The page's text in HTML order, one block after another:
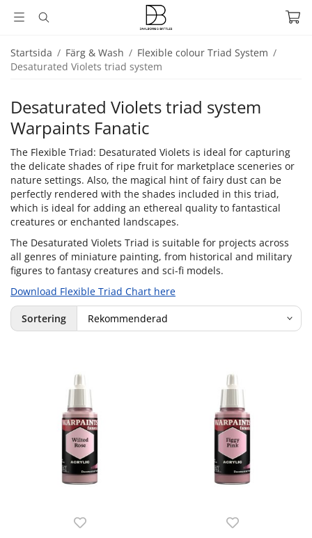
Startsida / Färg & Wash / Flexible colour Triad System /
Desaturated Violets triad system
Desaturated Violets triad system
Warpaints Fanatic
The Flexible Triad: Desaturated Violets is ideal for capturing
the delicate shades of ripe fruit for marketplace sceneries or
nature settings. Also, the magical hint of fairy dust can be
perfectly rendered with the shades included in this triad,
which is ideal for adding an ethereal quality to fantastical
creatures or enchanted landscapes.
The Desaturated Violets Triad is suitable for projects across
all genres of miniature painting, from historical and military
figures to fantasy creatures and sci-fi models.
Download Flexible Triad Chart here
Sortering